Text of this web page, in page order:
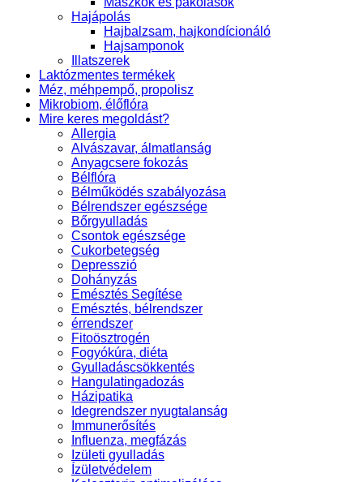
Hajápolás
Hajbalzsam, hajkondícionáló
Hajsamponok
Illatszerek
Laktózmentes termékek
Méz, méhpempő, propolisz
Mikrobiom, élőflóra
Mire keres megoldást?
Allergia
Alvászavar, álmatlanság
Anyagcsere fokozás
Bélflóra
Bélműködés szabályozása
Bélrendszer egészsége
Bőrgyulladás
Csontok egészsége
Cukorbetegség
Depresszió
Dohányzás
Emésztés Segítése
Emésztés, bélrendszer
érrendszer
Fitoösztrogén
Fogyókúra, diéta
Gyulladáscsökkentés
Hangulatingadozás
Házipatika
Idegrendszer nyugtalanság
Immunerősítés
Influenza, megfázás
Izületi gyulladás
Ízületvédelem